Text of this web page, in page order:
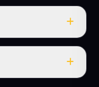
ve Develi
dahil.